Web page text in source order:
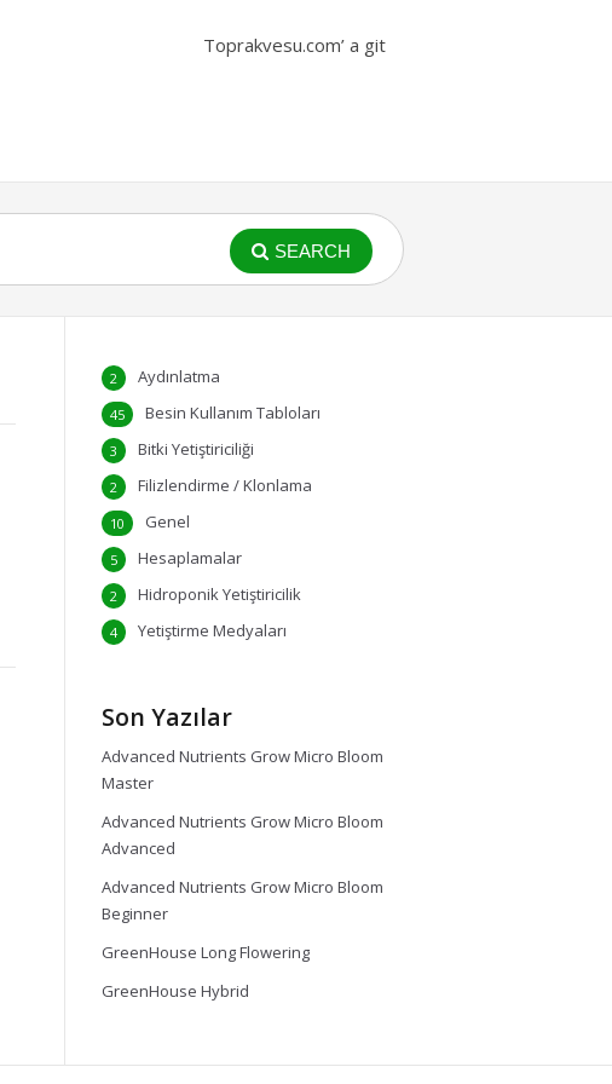
Toprakvesu.com’ a git
SEARCH
Aydınlatma
2
Besin Kullanım Tabloları
45
Bitki Yetiştiriciliği
3
Filizlendirme / Klonlama
2
Genel
10
Hesaplamalar
5
Hidroponik Yetiştiricilik
2
Yetiştirme Medyaları
4
Son Yazılar
Advanced Nutrients Grow Micro Bloom
Master
Advanced Nutrients Grow Micro Bloom
Advanced
Advanced Nutrients Grow Micro Bloom
Beginner
GreenHouse Long Flowering
GreenHouse Hybrid